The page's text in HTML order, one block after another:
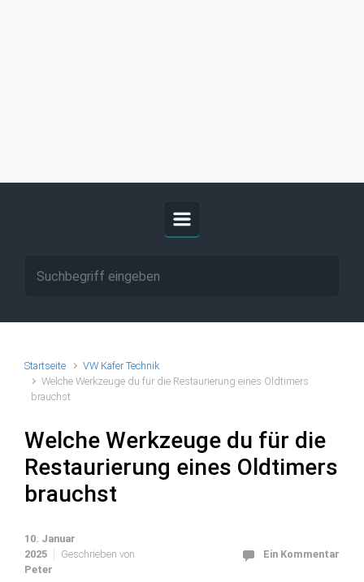
Startseite
VW Käfer Technik
Welche Werkzeuge du für die Restaurierung eines Oldtimers
brauchst
Welche Werkzeuge du für die
Restaurierung eines Oldtimers
brauchst
10. Januar
2025
Geschrieben von
Peter
Ein Kommentar